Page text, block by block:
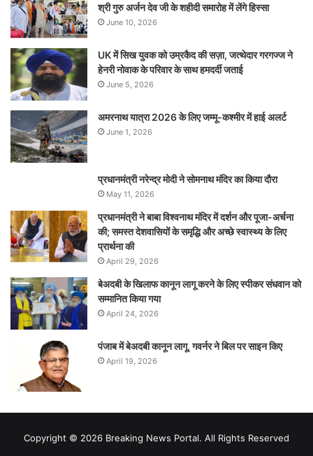
श्री गुरु अर्जन देव जी के शहीदी समारोह में लेंगे हिस्सा
June 10, 2026
UK में सिख युवक को उम्रकैद की सज़ा, जत्थेदार गरगज्ज ने
हेनरी नोवाक के परिवार के साथ हमदर्दी जताई
June 5, 2026
अमरनाथ यात्रा 2026 के लिए जम्मू-कश्मीर में हाई अलर्ट
June 1, 2026
प्रधानमंत्री नरेन्‍द्र मोदी ने सोमनाथ मंदिर का किया दौरा
May 11, 2026
प्रधानमंत्री ने बाबा विश्वनाथ मंदिर में दर्शन और पूजा-अर्चना
की; समस्‍त देशवासियों के समृद्धि और अच्छे स्वास्थ्य के लिए
प्रार्थना की
April 29, 2026
बेअदबी के खिलाफ कानून लागू करने के लिए स्पीकर संधवान को
सम्मानित किया गया
April 24, 2026
पंजाब में बेअदबी कानून लागू, गवर्नर ने बिल पर साइन किए
April 19, 2026
Copyright © 2026 Breaking News Portal. All Rights Reserved